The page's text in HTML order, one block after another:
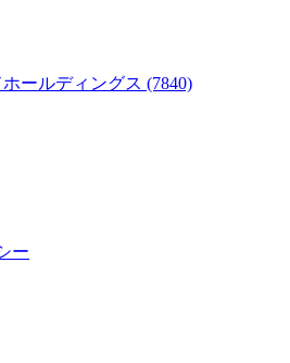
ールディングス (7840)
ー